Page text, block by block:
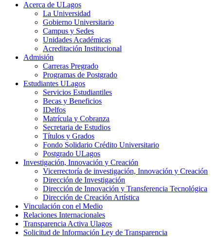
Acerca de ULagos
La Universidad
Gobierno Universitario
Campus y Sedes
Unidades Académicas
Acreditación Institucional
Admisión
Carreras Pregrado
Programas de Postgrado
Estudiantes ULagos
Servicios Estudiantiles
Becas y Beneficios
IDelfos
Matrícula y Cobranza
Secretaria de Estudios
Títulos y Grados
Fondo Solidario Crédito Universitario
Postgrado ULagos
Investigación, Innovación y Creación
Vicerrectoría de investigación, Innovación y Creación
Dirección de Investigación
Dirección de Innovación y Transferencia Tecnológica
Dirección de Creación Artística
Vinculación con el Medio
Relaciones Internacionales
Transparencia Activa Ulagos
Solicitud de Información Ley de Transparencia